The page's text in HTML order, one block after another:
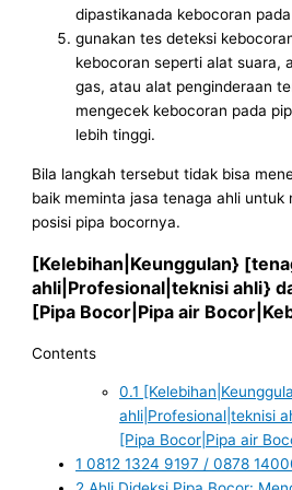
dipastikanada kebocoran
gunakan tes deteksi
kebocoran seperti alat suara,
gas, atau alat penginderaan
mengecek kebocoran pada
lebih tinggi.
Bila langkah tersebut tidak bisa
baik meminta jasa tenaga ahli untuk
posisi pipa bocornya.
[Kelebihan|Keunggulan}
ahli|Profesional|teknisi ahli}
[Pipa Bocor|Pipa air
Contents
0.1
ahli|Profesional|teknisi
[Pipa Bocor|Pipa air
1 0812 1324 9197 / 0878